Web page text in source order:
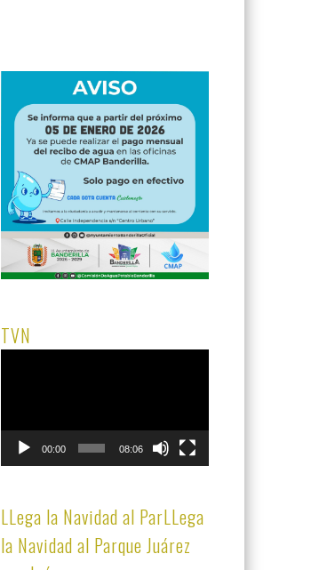
TVN
00:00 08:06
LLega la Navidad al ParLLega
la Navidad al Parque Juárez